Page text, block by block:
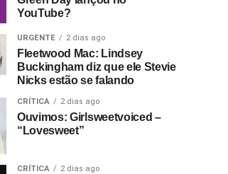
YouTube?
URGENTE 2 dias ago
Fleetwood Mac: Lindsey
Buckingham diz que ele Stevie
Nicks estão se falando
CRÍTICA 2 dias ago
Ouvimos: Girlsweetvoiced –
“Lovesweet”
CRÍTICA 2 dias ago